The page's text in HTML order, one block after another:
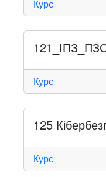
Курс
Курс
125
Курс